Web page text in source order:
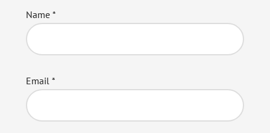
Name *
Email *